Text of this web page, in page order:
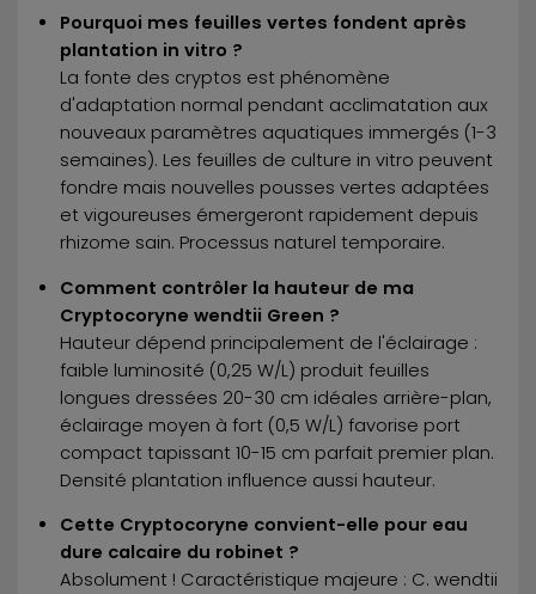
Pourquoi mes feuilles vertes fondent après
plantation in vitro ?
La fonte des cryptos est phénomène
d'adaptation normal pendant acclimatation aux
nouveaux paramètres aquatiques immergés (1-3
semaines). Les feuilles de culture in vitro peuvent
fondre mais nouvelles pousses vertes adaptées
et vigoureuses émergeront rapidement depuis
rhizome sain. Processus naturel temporaire.
Comment contrôler la hauteur de ma
Cryptocoryne wendtii Green ?
Hauteur dépend principalement de l'éclairage :
faible luminosité (0,25 W/L) produit feuilles
longues dressées 20-30 cm idéales arrière-plan,
éclairage moyen à fort (0,5 W/L) favorise port
compact tapissant 10-15 cm parfait premier plan.
Densité plantation influence aussi hauteur.
Cette Cryptocoryne convient-elle pour eau
dure calcaire du robinet ?
Absolument ! Caractéristique majeure : C. wendtii